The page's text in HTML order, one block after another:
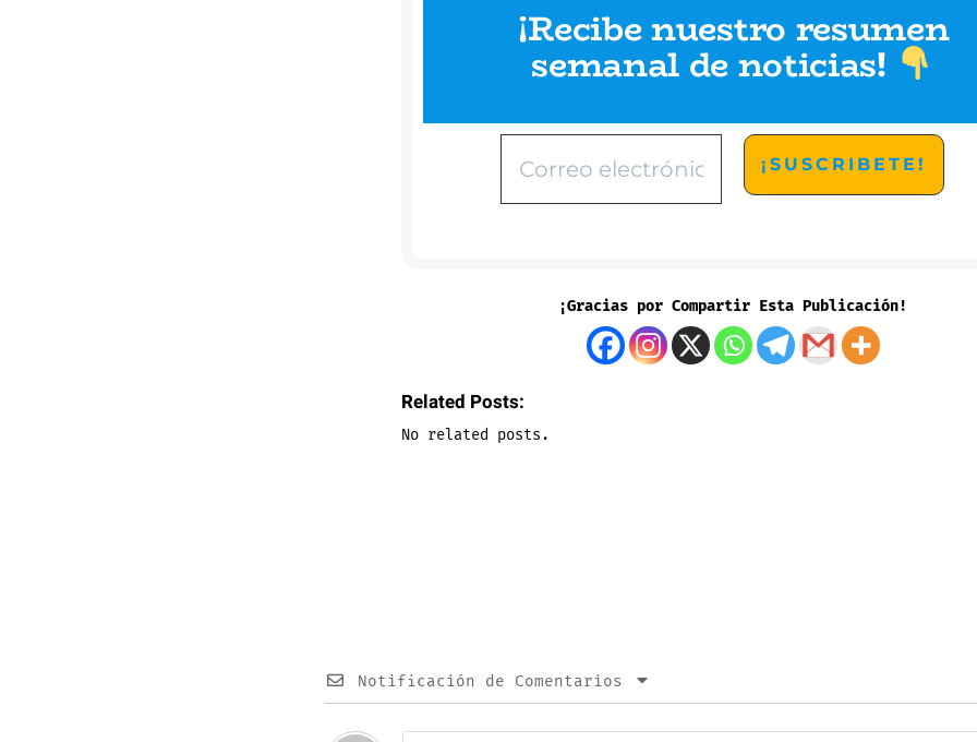
¡Recibe nuestro resumen
semanal de noticias!
¡Gracias por Compartir Esta Publicación!
Related Posts:
No related posts.
Notificación de Comentarios